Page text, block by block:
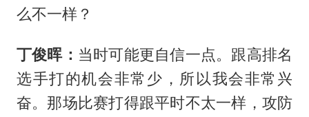
么不一样？
丁俊晖： 当时可能更自信一点。跟高排名
选手打的机会非常少，所以我会非常兴
奋。那场比赛打得跟平时不太一样，攻防